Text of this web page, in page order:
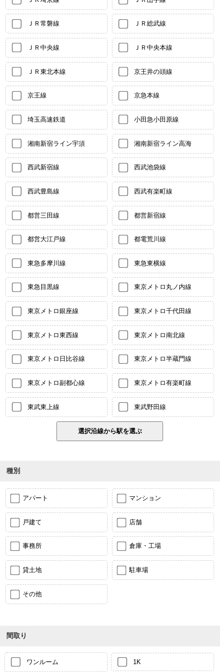
ＪＲ常磐線 ＪＲ総武線
ＪＲ中央線 ＪＲ中央本線
ＪＲ東北本線 京王井の頭線
京王線 京急本線
埼玉高速鉄道 小田急小田原線
湘南新宿ライン宇須 湘南新宿ライン高海
西武新宿線 西武池袋線
西武豊島線 西武有楽町線
都営三田線 都営新宿線
都営大江戸線 都電荒川線
東急多摩川線 東急東横線
東急目黒線 東京メトロ丸ノ内線
東京メトロ銀座線 東京メトロ千代田線
東京メトロ東西線 東京メトロ南北線
東京メトロ日比谷線 東京メトロ半蔵門線
東京メトロ副都心線 東京メトロ有楽町線
東武東上線 東武野田線
種別
アパート マンション
戸建て 店舗
事務所 倉庫・工場
貸土地 駐車場
その他
間取り
ワンルーム 1K